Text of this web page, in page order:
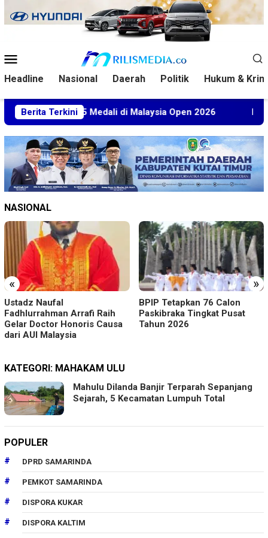
ke
Mobile
Headline Nasional Daerah Politik Hukum &
Berita Terkini
Sabet 5 Medali di Malaysia Open 2026 Kuasa
NASIONAL
« »
Ustadz Naufal
Fadhlurrahman Arrafi Raih
Gelar Doctor Honoris Causa
dari AUI Malaysia
BPIP Tetapkan 76 Calon
Paskibraka Tingkat Pusat
Tahun 2026
KATEGORI: MAHAKAM ULU
Mahulu Dilanda Banjir Terparah Sepanjang
Sejarah, 5 Kecamatan Lumpuh Total
POPULER
DPRD SAMARINDA
PEMKOT SAMARINDA
DISPORA KUKAR
DISPORA KALTIM